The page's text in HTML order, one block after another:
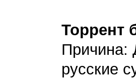
Торрент
Причина:
русские